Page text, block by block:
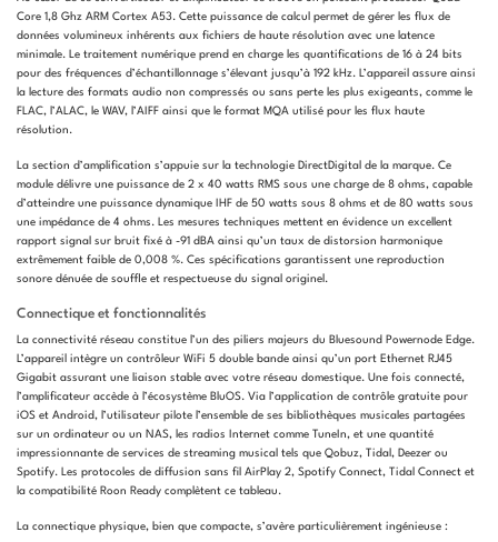
Core 1,8 Ghz ARM Cortex A53. Cette puissance de calcul permet de gérer les flux de
données volumineux inhérents aux fichiers de haute résolution avec une latence
minimale. Le traitement numérique prend en charge les quantifications de 16 à 24 bits
pour des fréquences d’échantillonnage s’élevant jusqu’à 192 kHz. L’appareil assure ainsi
la lecture des formats audio non compressés ou sans perte les plus exigeants, comme le
FLAC, l’ALAC, le WAV, l’AIFF ainsi que le format MQA utilisé pour les flux haute
résolution.
La section d’amplification s’appuie sur la technologie DirectDigital de la marque. Ce
module délivre une puissance de 2 x 40 watts RMS sous une charge de 8 ohms, capable
d’atteindre une puissance dynamique IHF de 50 watts sous 8 ohms et de 80 watts sous
une impédance de 4 ohms. Les mesures techniques mettent en évidence un excellent
rapport signal sur bruit fixé à -91 dBA ainsi qu’un taux de distorsion harmonique
extrêmement faible de 0,008 %. Ces spécifications garantissent une reproduction
sonore dénuée de souffle et respectueuse du signal originel.
Connectique et fonctionnalités
La connectivité réseau constitue l’un des piliers majeurs du Bluesound Powernode Edge.
L’appareil intègre un contrôleur WiFi 5 double bande ainsi qu’un port Ethernet RJ45
Gigabit assurant une liaison stable avec votre réseau domestique. Une fois connecté,
l’amplificateur accède à l’écosystème BluOS. Via l’application de contrôle gratuite pour
iOS et Android, l’utilisateur pilote l’ensemble de ses bibliothèques musicales partagées
sur un ordinateur ou un NAS, les radios Internet comme TuneIn, et une quantité
impressionnante de services de streaming musical tels que Qobuz, Tidal, Deezer ou
Spotify. Les protocoles de diffusion sans fil AirPlay 2, Spotify Connect, Tidal Connect et
la compatibilité Roon Ready complètent ce tableau.
La connectique physique, bien que compacte, s’avère particulièrement ingénieuse :